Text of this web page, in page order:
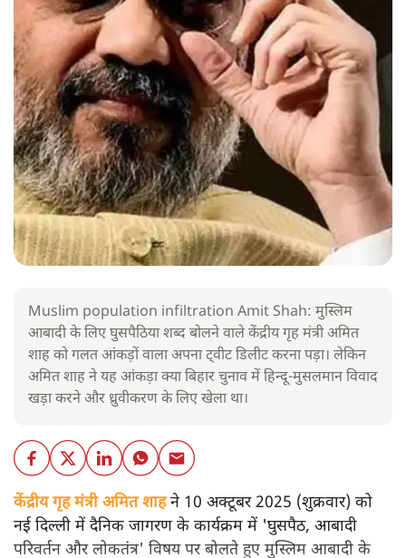
Muslim population infiltration Amit Shah: मुस्लिम
आबादी के लिए घुसपैठिया शब्द बोलने वाले केंद्रीय गृह मंत्री अमित
शाह को गलत आंकड़ों वाला अपना ट्वीट डिलीट करना पड़ा। लेकिन
अमित शाह ने यह आंकड़ा क्या बिहार चुनाव में हिन्दू-मुसलमान विवाद
खड़ा करने और ध्रुवीकरण के लिए खेला था।
केंद्रीय गृह मंत्री अमित शाहने 10 अक्टूबर 2025 (शुक्रवार) को
नई दिल्ली में दैनिक जागरण के कार्यक्रम में 'घुसपैठ, आबादी
परिवर्तन और लोकतंत्र' विषय पर बोलते हुए मुस्लिम आबादी के